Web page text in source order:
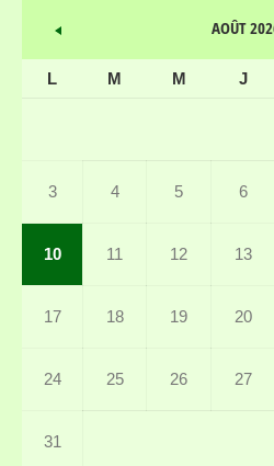
AOÛT
L M M J
3 4 5 6
10 11 12 13
17 18 19 20
24 25 26 27
31